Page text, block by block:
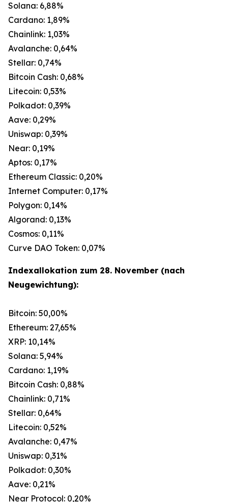
Solana: 6,88%
Cardano: 1,89%
Chainlink: 1,03%
Avalanche: 0,64%
Stellar: 0,74%
Bitcoin Cash: 0,68%
Litecoin: 0,53%
Polkadot: 0,39%
Aave: 0,29%
Uniswap: 0,39%
Near: 0,19%
Aptos: 0,17%
Ethereum Classic: 0,20%
Internet Computer: 0,17%
Polygon: 0,14%
Algorand: 0,13%
Cosmos: 0,11%
Curve DAO Token: 0,07%
Indexallokation zum 28. November (nach
Neugewichtung):
Bitcoin: 50,00%
Ethereum: 27,65%
XRP: 10,14%
Solana: 5,94%
Cardano: 1,19%
Bitcoin Cash: 0,88%
Chainlink: 0,71%
Stellar: 0,64%
Litecoin: 0,52%
Avalanche: 0,47%
Uniswap: 0,31%
Polkadot: 0,30%
Aave: 0,21%
Near Protocol: 0,20%